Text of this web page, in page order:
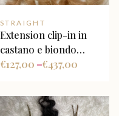
STRAIGHT
Extension clip-in in
castano e biondo
miele ombré
127,00
€ – 437,00
€